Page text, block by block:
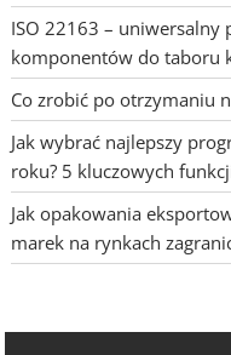
ISO 22163 – uniwersalny
komponentów do taboru
Co zrobić po otrzymaniu
Jak wybrać najlepszy
roku? 5 kluczowych
Jak opakowania
marek na rynkach